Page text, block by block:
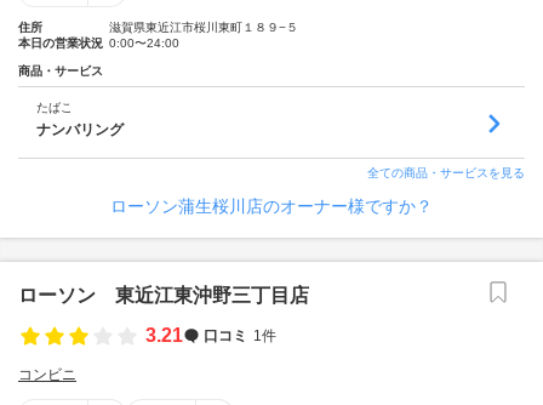
住所
滋賀県東近江市桜川東町１８９−５
本日の営業状況 0:00〜24:00
商品・サービス
たばこ
ナンバリング
全ての商品・サービスを見る
ローソン蒲生桜川店のオーナー様ですか？
ローソン 東近江東沖野三丁目店
3.21
口コミ 1件
コンビニ